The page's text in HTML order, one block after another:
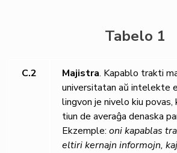
Tabelo 1
C.2 Majistra. Kapablo trakti
universitatan aŭ intelekte
lingvon je nivelo kiu
tiun de averaĝa denaska
Ekzemple: oni kapablas
eltiri kernajn informojn,